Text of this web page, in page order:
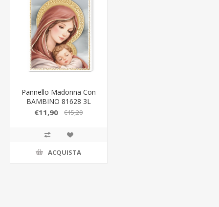
Pannello Madonna Con
BAMBINO 81628 3L
€11,90 €15,20
ACQUISTA